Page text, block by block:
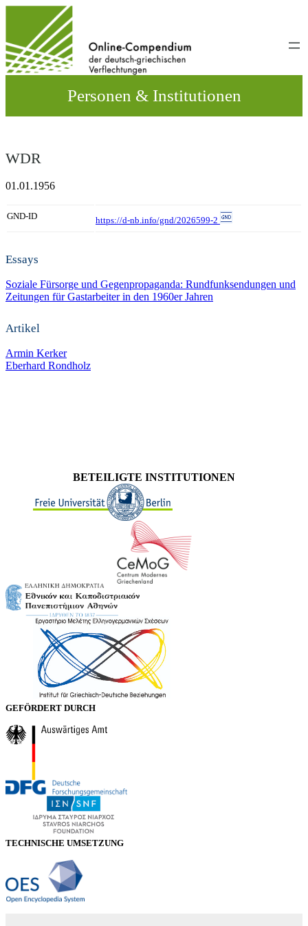
wechseln
Personen & Institutionen
WDR
01.01.1956
GND-ID https://d-nb.info/gnd/2026599-2
Essays
Soziale Fürsorge und Gegenpropaganda: Rundfunksendungen und
Zeitungen für Gastarbeiter in den 1960er Jahren
Artikel
Armin Kerker
Eberhard Rondholz
BETEILIGTE INSTITUTIONEN
GEFÖRDERT DURCH
TECHNISCHE UMSETZUNG